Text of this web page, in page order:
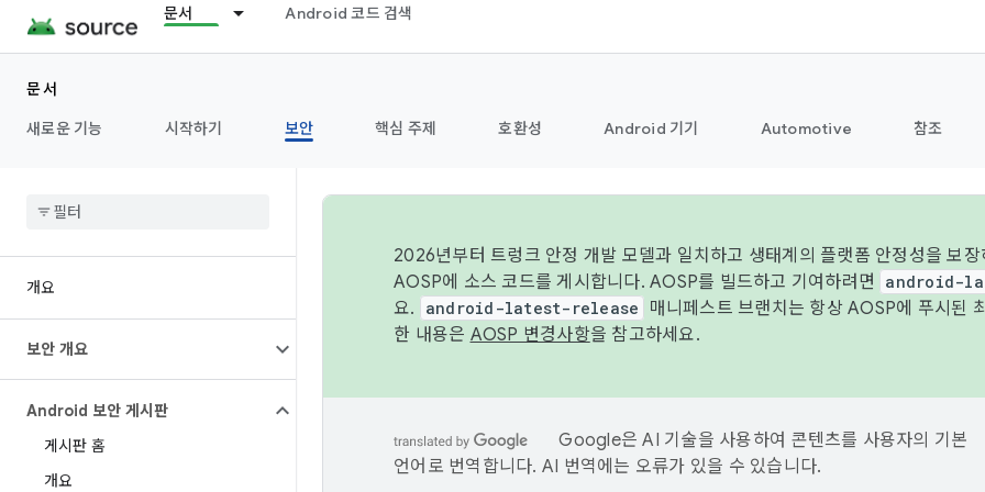
문서 Android 코드 검색
문서
새로운 기능
시작하기 보안 핵심 주제 호환성 Android 기기 Automotive 참조
개요
보안 개요
Android 보안 게시판
게시판 홈
개요
2026년부터 트렁크 안정 개발 모델과 일치하고 생태계의 플랫폼 안정성을 보
AOSP에 소스 코드를 게시합니다. AOSP를 빌드하고 기여하려면
android-
요. android-latest-release
매니페스트 브랜치는 항상 AOSP에 푸시된
한 내용은 AOSP 변경사항을 참고하세요.
Google은 AI 기술을 사용하여 콘텐츠를 사용자의 기본
언어로 번역합니다. AI 번역에는 오류가 있을 수 있습니다.